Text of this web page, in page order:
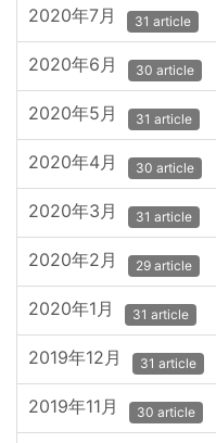
2020年7月 31 article
2020年6月 30 article
2020年5月 31 article
2020年4月 30 article
2020年3月 31 article
2020年2月 29 article
2020年1月 31 article
2019年12月 31 article
2019年11月 30 article